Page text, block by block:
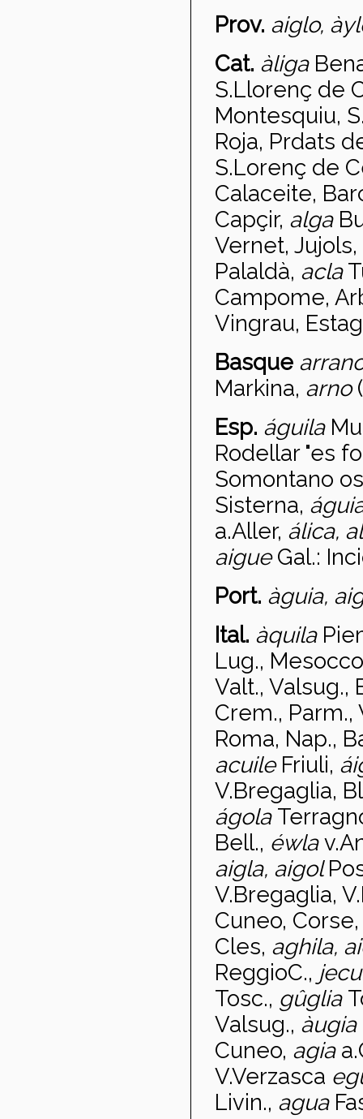
Prov. aiglo,
Cat. àliga
S.Llorenç de
Montesquiu,
Roja, Prdats
S.Lorenç de
Calaceite,
Capçir, alga
Vernet, Jujols,
Palaldà, acla
Campome,
Vingrau,
Basque
Markina, arno
Esp. águila
Rodellar "es
Somontano
Sisterna,
a.Aller, álica,
aigueGal.:
Port. àguia,
Ital. àquila
Lug.,
Valt., Valsug.,
Crem., Parm.,
Roma, Nap.,
acuile Friuli,
V.Bregaglia,
ágola
Bell., éwla
aigla, aigol
V.Bregaglia,
Cuneo,
Cles, aghila,
ReggioC.,
Tosc., gûglia
Valsug., àugia
Cuneo, agia
V.Verzasca
Livin., agua